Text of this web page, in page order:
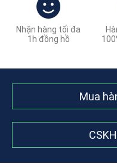
Nhận hàng tối đa
1h đồng hồ
Mua
CSKH